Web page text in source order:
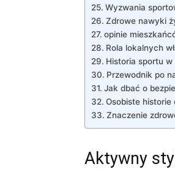
Wyzwania
Zdrowe nawyki
opinie‌
Rola ⁤lokalnych
Historia sportu
Przewodnik po
Jak dbać o
Osobiste historie
Znaczenie
Aktywny